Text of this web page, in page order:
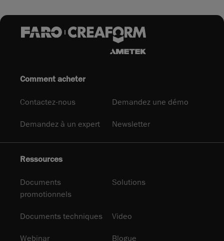
Comment acheter
Contactez-nous Demandez une démo
Demandez à un expert Newsletter
Ressources
Documents
promotionnels
Solutions
Documents techniques Video
Webinar Blogue